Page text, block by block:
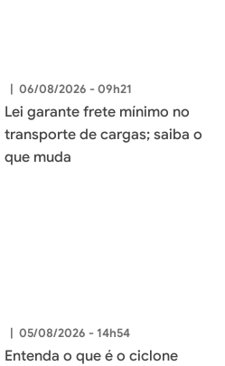
| 06/08/2026 - 09h21
Lei garante frete mínimo no
transporte de cargas; saiba o
que muda
| 05/08/2026 - 14h54
Entenda o que é o ciclone